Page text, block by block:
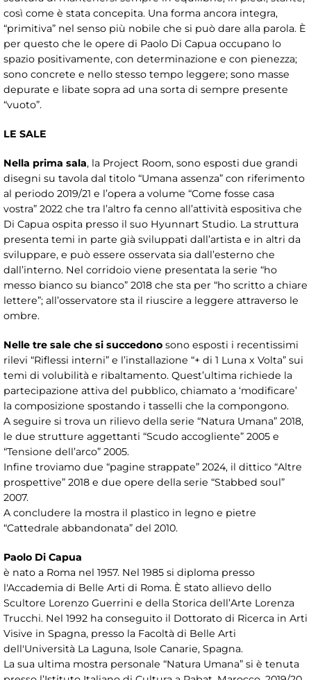
così come è stata concepita. Una forma ancora integra,
“primitiva” nel senso più nobile che si può dare alla parola. È
per questo che le opere di Paolo Di Capua occupano lo
spazio positivamente, con determinazione e con pienezza;
sono concrete e nello stesso tempo leggere; sono masse
depurate e libate sopra ad una sorta di sempre presente
“vuoto”.
LE SALE
Nella prima sala, la Project Room, sono esposti due grandi
disegni su tavola dal titolo “Umana assenza” con riferimento
al periodo 2019/21 e l’opera a volume “Come fosse casa
vostra” 2022 che tra l’altro fa cenno all’attività espositiva che
Di Capua ospita presso il suo Hyunnart Studio. La struttura
presenta temi in parte già sviluppati dall’artista e in altri da
sviluppare, e può essere osservata sia dall’esterno che
dall’interno. Nel corridoio viene presentata la serie “ho
messo bianco su bianco” 2018 che sta per “ho scritto a chiare
lettere”; all’osservatore sta il riuscire a leggere attraverso le
ombre.
Nelle tre sale che si succedono sono esposti i recentissimi
rilevi “Riflessi interni” e l’installazione “+ di 1 Luna x Volta” sui
temi di volubilità e ribaltamento. Quest’ultima richiede la
partecipazione attiva del pubblico, chiamato a ‘modificare’
la composizione spostando i tasselli che la compongono.
A seguire si trova un rilievo della serie “Natura Umana” 2018,
le due strutture aggettanti “Scudo accogliente” 2005 e
“Tensione dell’arco” 2005.
Infine troviamo due “pagine strappate” 2024, il dittico “Altre
prospettive” 2018 e due opere della serie “Stabbed soul”
2007.
A concludere la mostra il plastico in legno e pietre
“Cattedrale abbandonata” del 2010.
Paolo Di Capua
è nato a Roma nel 1957. Nel 1985 si diploma presso
l'Accademia di Belle Arti di Roma. È stato allievo dello
Scultore Lorenzo Guerrini e della Storica dell’Arte Lorenza
Trucchi. Nel 1992 ha conseguito il Dottorato di Ricerca in Arti
Visive in Spagna, presso la Facoltà di Belle Arti
dell'Università La Laguna, Isole Canarie, Spagna.
La sua ultima mostra personale “Natura Umana” si è tenuta